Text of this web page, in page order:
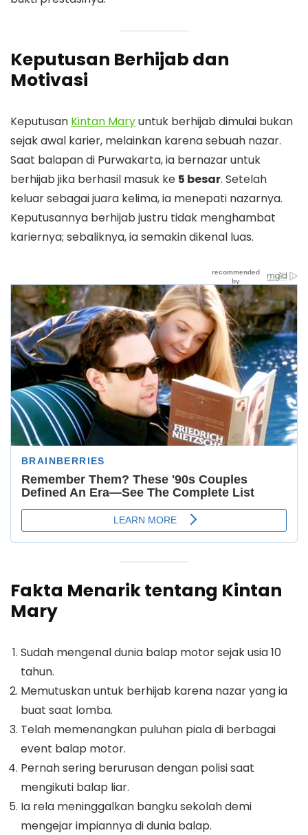
Keputusan Berhijab dan
Motivasi
Keputusan Kintan Maryuntuk berhijab dimulai bukan
sejak awal karier, melainkan karena sebuah nazar.
Saat balapan di Purwakarta, ia bernazar untuk
berhijab jika berhasil masuk ke 5 besar. Setelah
keluar sebagai juara kelima, ia menepati nazarnya.
Keputusannya berhijab justru tidak menghambat
kariernya; sebaliknya, ia semakin dikenal luas.
Fakta Menarik tentang Kintan
Mary
Sudah mengenal dunia balap motor sejak usia 10
tahun.
Memutuskan untuk berhijab karena nazar yang ia
buat saat lomba.
Telah memenangkan puluhan piala di berbagai
event balap motor.
Pernah sering berurusan dengan polisi saat
mengikuti balap liar.
Ia rela meninggalkan bangku sekolah demi
mengejar impiannya di dunia balap.